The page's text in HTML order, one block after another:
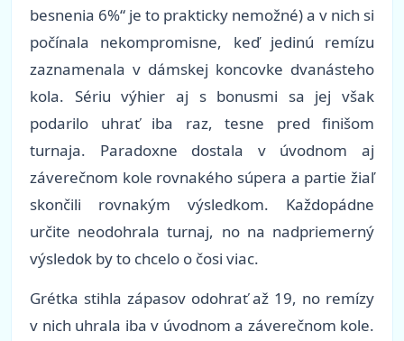
besnenia 6%“ je to prakticky nemožné) a v nich si
počínala nekompromisne, keď jedinú remízu
zaznamenala v dámskej koncovke dvanásteho
kola. Sériu výhier aj s bonusmi sa jej však
podarilo uhrať iba raz, tesne pred finišom
turnaja. Paradoxne dostala v úvodnom aj
záverečnom kole rovnakého súpera a partie žiaľ
skončili rovnakým výsledkom. Každopádne
určite neodohrala turnaj, no na nadpriemerný
výsledok by to chcelo o čosi viac.
Grétka stihla zápasov odohrať až 19, no remízy
v nich uhrala iba v úvodnom a záverečnom kole.